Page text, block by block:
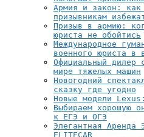
Армия и закон: как
призывникам
Призыв в армию:
юриста не обойтись
Международное
военного юриста в
Официальный дилер
мире тяжелых машин
Новогодний
сказку где угодно
Новые модели
Выбираем хорошую
к ЕГЭ и ОГЭ
Элегантная Аренда
ELITECAR